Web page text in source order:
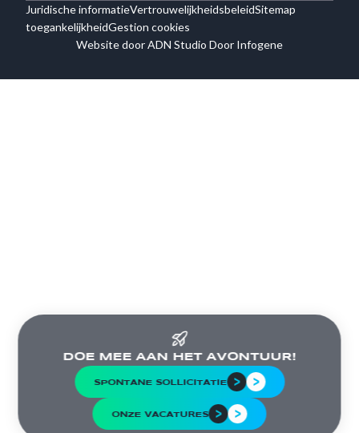
DOE MEE AAN HET AVONTUUR!
SPONTANE SOLLICITATIE
ONZE VACATURES
Juridische informatieVertrouwelijkheidsbeleidSitemap
toegankelijkheidGestion cookies
Website door ADN Studio Door Infogene